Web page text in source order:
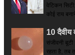
वेटिकन
कोई राय
10 दैवीय
संजीवनी
रहता है, तब